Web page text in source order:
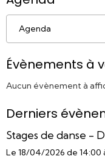
Agenda
Évènements à
Aucun évènement à
Derniers
Stages de danse -
Le 18/04/2026 de 14:00